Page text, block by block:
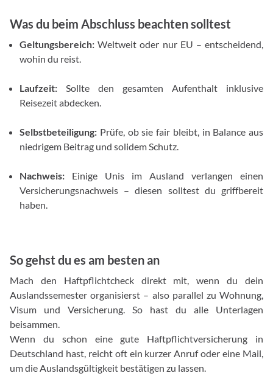
Was du beim Abschluss beachten solltest
Geltungsbereich: Weltweit oder nur EU – entscheidend,
wohin du reist.
Laufzeit: Sollte den gesamten Aufenthalt inklusive
Reisezeit abdecken.
Selbstbeteiligung: Prüfe, ob sie fair bleibt, in Balance aus
niedrigem Beitrag und solidem Schutz.
Nachweis: Einige Unis im Ausland verlangen einen
Versicherungsnachweis – diesen solltest du griffbereit
haben.
So gehst du es am besten an
Mach den Haftpflichtcheck direkt mit, wenn du dein
Auslandssemester organisierst – also parallel zu Wohnung,
Visum und Versicherung. So hast du alle Unterlagen
beisammen.
Wenn du schon eine gute Haftpflichtversicherung in
Deutschland hast, reicht oft ein kurzer Anruf oder eine Mail,
um die Auslandsgültigkeit bestätigen zu lassen.